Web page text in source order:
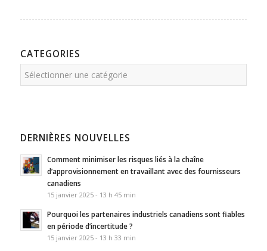
CATEGORIES
Categories
DERNIÈRES NOUVELLES
Comment minimiser les risques liés à la chaîne
d’approvisionnement en travaillant avec des fournisseurs
canadiens
15 janvier 2025 - 13 h 45 min
Pourquoi les partenaires industriels canadiens sont fiables
en période d’incertitude ?
15 janvier 2025 - 13 h 33 min